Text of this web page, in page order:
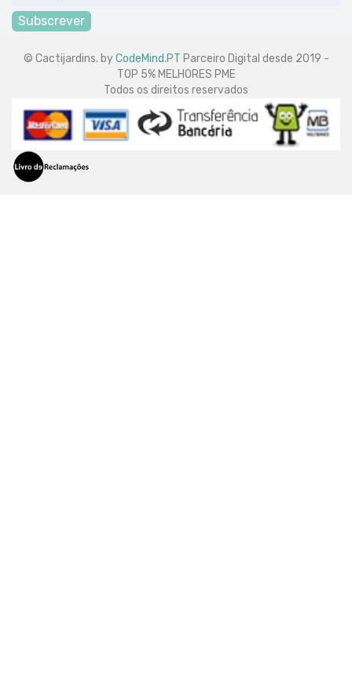
Subscrever
© Cactijardins. byCodeMind.PT Parceiro Digital desde 2019 -
TOP 5% MELHORES PME
Todos os direitos reservados